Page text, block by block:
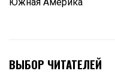
ВЫБОР ЧИТАТЕЛЕЙ